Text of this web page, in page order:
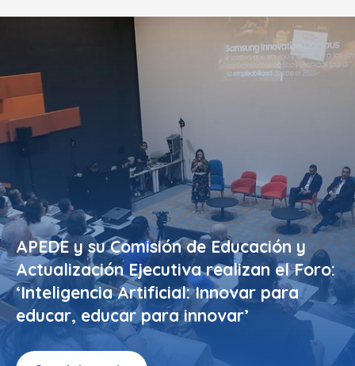
APEDE y su Comisión de Educación y
Actualización Ejecutiva realizan el Foro:
‘Inteligencia Artificial: Innovar para
educar, educar para innovar’